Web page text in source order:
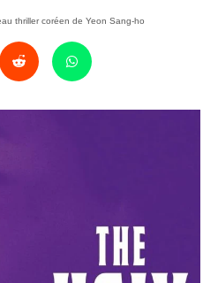
thriller coréen de Yeon Sang-ho